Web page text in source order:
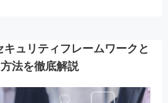
ュリティフレームワークと
法を徹底解説